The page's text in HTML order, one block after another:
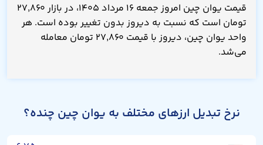
قیمت یوان چین امروز جمعه ۱۶ مرداد ۱۴۰۵، در بازار ۲۷,۸۶۰
تومان است که نسبت به دیروز بدون تغییر بوده است. هر
واحد یوان چین، دیروز با قیمت ۲۷,۸۶۰ تومان معامله
می‌شد.
نرخ تبدیل ارزهای مختلف به یوان چین چنده؟